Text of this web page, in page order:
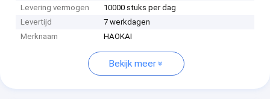
Levering vermogen
10000 stuks per dag
Levertijd
7 werkdagen
Merknaam
HAOKAI
Bekijk meer